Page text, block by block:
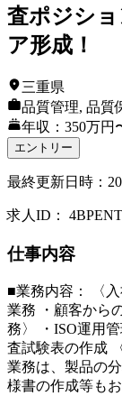
査ポジシ
ア形成！
三重県
品質管理, 品質
年収：350万円
エントリー
最終更新日時 ：
求人ID ：
仕事内容
■業務内容： 〈
業務 ・顧客から
務〉 ・ISO運用
査試験表の作成
業務は、製品の
様書の作成等も